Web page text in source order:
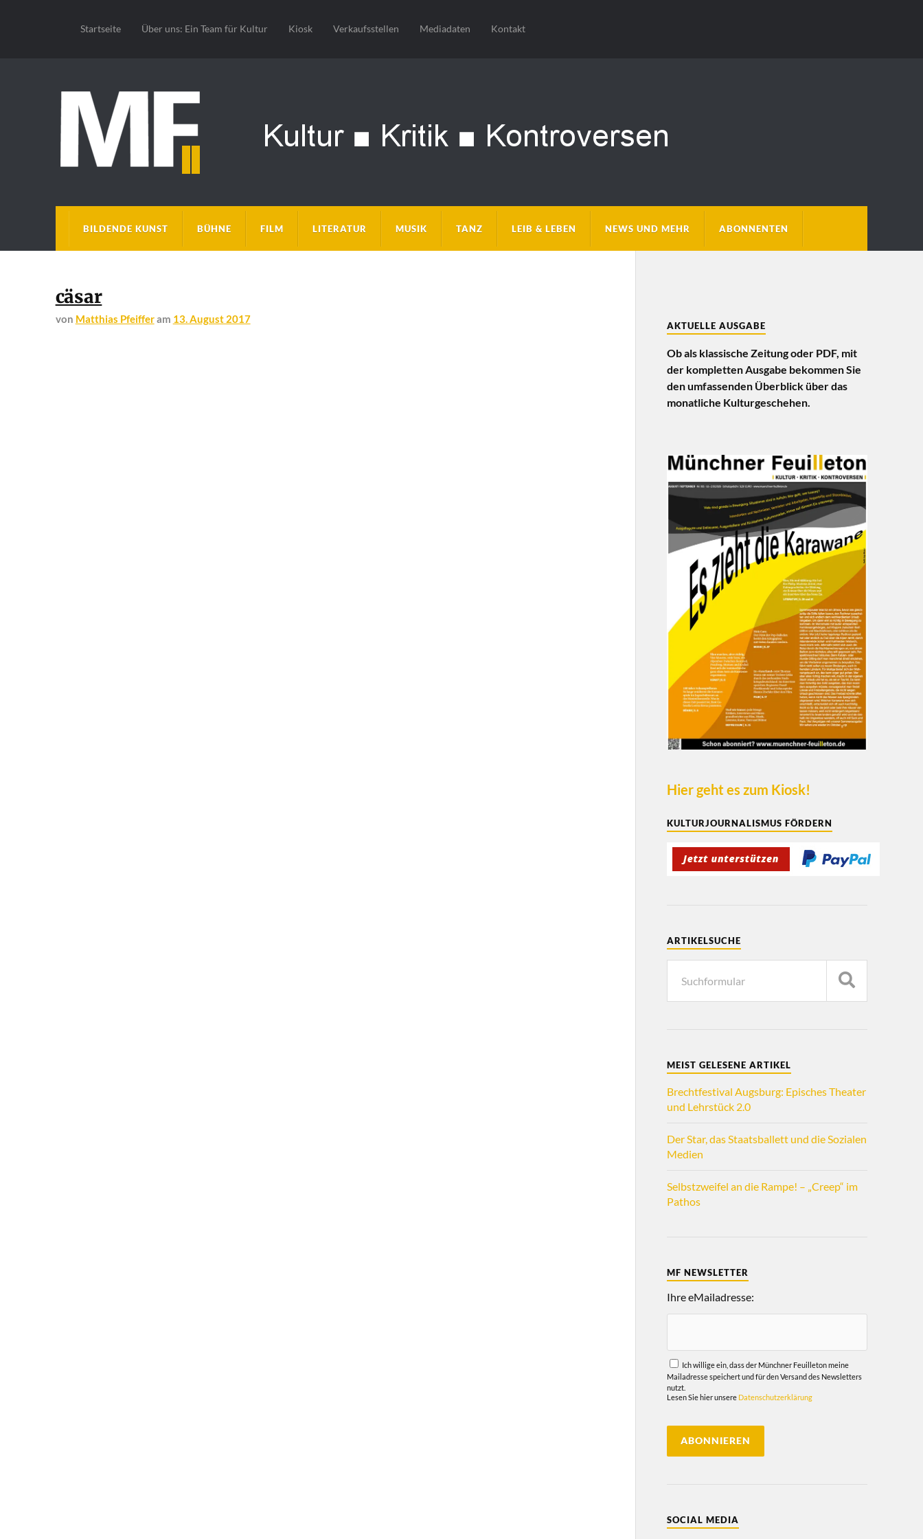
Startseite Über uns: Ein Team für Kultur Kiosk Verkaufsstellen Mediadaten Kontakt
BILDENDE KUNST BÜHNE FILM LITERATUR MUSIK TANZ LEIB & LEBEN NEWS UND MEHR ABONNENTEN
cäsar
von Matthias Pfeifferam 13. August 2017
AKTUELLE AUSGABE
Ob als klassische Zeitung oder PDF, mit
der kompletten Ausgabe bekommen Sie
den umfassenden Überblick über das
monatliche Kulturgeschehen.
Hier geht es zum Kiosk!
KULTURJOURNALISMUS FÖRDERN
ARTIKELSUCHE
MEIST GELESENE ARTIKEL
Brechtfestival Augsburg: Episches Theater
und Lehrstück 2.0
Der Star, das Staatsballett und die Sozialen
Medien
Selbstzweifel an die Rampe! – „Creep“ im
Pathos
MF NEWSLETTER
Ihre eMailadresse:
Ich willige ein, dass der Münchner Feuilleton meine
Mailadresse speichert und für den Versand des Newsletters
nutzt.
Lesen Sie hier unsere Datenschutzerklärung
SOCIAL MEDIA